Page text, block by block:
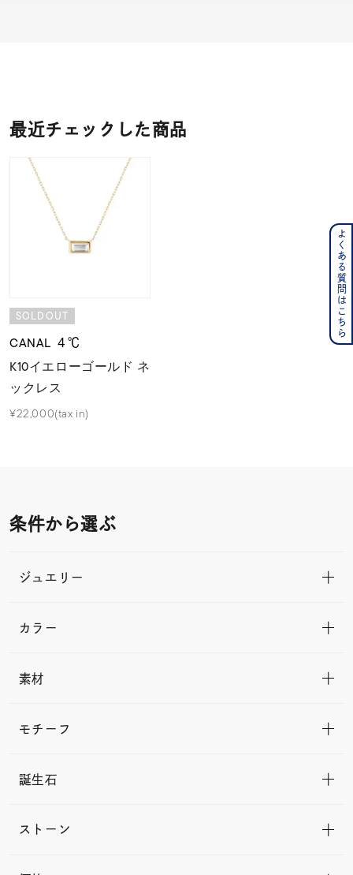
最近チェックした商品
SOLDOUT
CANAL ４℃
K10イエローゴールド ネ
ックレス
¥22,000(tax in)
条件から選ぶ
ジュエリー
カラー
素材
モチーフ
誕生石
ストーン
よくある質問はこちら